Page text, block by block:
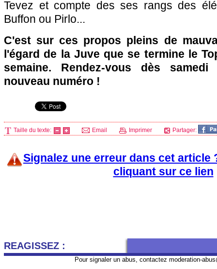
Tevez et compte des ses rangs des
Buffon ou Pirlo...
C'est sur ces propos pleins de
l'égard de la Juve que se termine le
semaine. Rendez-vous dès
nouveau numéro !
Taille du texte: Email Imprimer Partager:
Signalez une erreur dans cet article
cliquant sur ce lien
REAGISSEZ :
Pour signaler un abus, contactez moderation-